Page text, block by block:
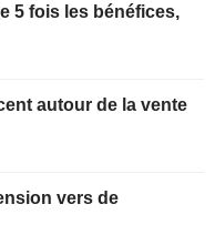
5 fois les bénéfices,
autour de la vente
vers de